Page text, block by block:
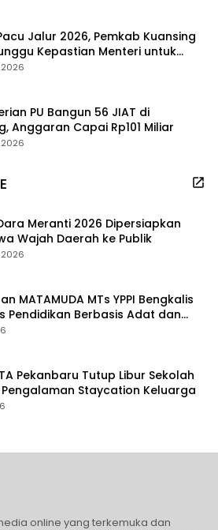
Jalur 2026, Pemkab Kuansing
Kepastian Menteri untuk
PU Bangun 56 JIAT di
Anggaran Capai Rp101 Miliar
Meranti 2026 Dipersiapkan
Wajah Daerah ke Publik
MATAMUDA MTs YPPI Bengkalis
Pendidikan Berbasis Adat dan
Pekanbaru Tutup Libur Sekolah
Staycation Keluarga
online yang terkemuka dan